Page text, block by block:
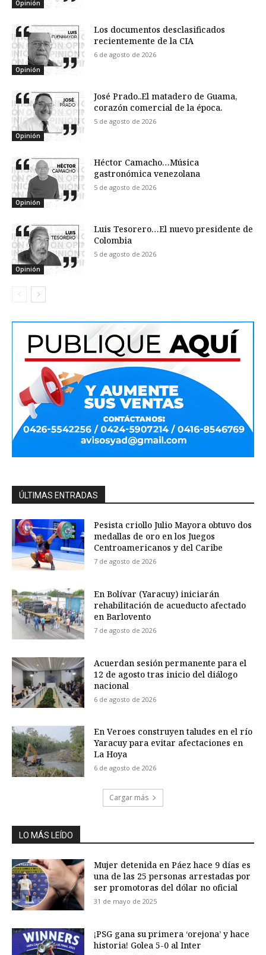
Opinión
Opinión
Los documentos desclasificados
recientemente de la CIA
6 de agosto de 2026
Opinión
José Prado..El matadero de Guama,
corazón comercial de la época.
5 de agosto de 2026
Opinión
Héctor Camacho…Música
gastronómica venezolana
5 de agosto de 2026
Opinión
Luis Tesorero…El nuevo presidente de
Colombia
5 de agosto de 2026
ÚLTIMAS ENTRADAS
Pesista criollo Julio Mayora obtuvo dos
medallas de oro en los Juegos
Centroamericanos y del Caribe
7 de agosto de 2026
En Bolívar (Yaracuy) iniciarán
rehabilitación de acueducto afectado
en Barlovento
7 de agosto de 2026
Acuerdan sesión permanente para el
12 de agosto tras inicio del diálogo
nacional
6 de agosto de 2026
En Veroes construyen taludes en el río
Yaracuy para evitar afectaciones en
La Hoya
6 de agosto de 2026
Cargar más
LO MÁS LEÍDO
Mujer detenida en Páez hace 9 días es
una de las 25 personas arrestadas por
ser promotoras del dólar no oficial
31 de mayo de 2025
¡PSG gana su primera ‘orejona’ y hace
historia! Golea 5-0 al Inter